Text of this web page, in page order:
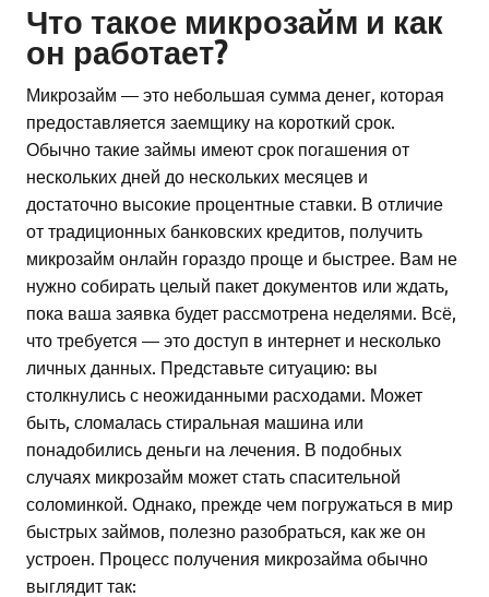
Что такое микрозайм и как
он работает?
Микрозайм — это небольшая сумма денег, которая
предоставляется заемщику на короткий срок.
Обычно такие займы имеют срок погашения от
нескольких дней до нескольких месяцев и
достаточно высокие процентные ставки. В отличие
от традиционных банковских кредитов, получить
микрозайм онлайн гораздо проще и быстрее. Вам не
нужно собирать целый пакет документов или ждать,
пока ваша заявка будет рассмотрена неделями. Всё,
что требуется — это доступ в интернет и несколько
личных данных. Представьте ситуацию: вы
столкнулись с неожиданными расходами. Может
быть, сломалась стиральная машина или
понадобились деньги на лечения. В подобных
случаях микрозайм может стать спасительной
соломинкой. Однако, прежде чем погружаться в мир
быстрых займов, полезно разобраться, как же он
устроен. Процесс получения микрозайма обычно
выглядит так: